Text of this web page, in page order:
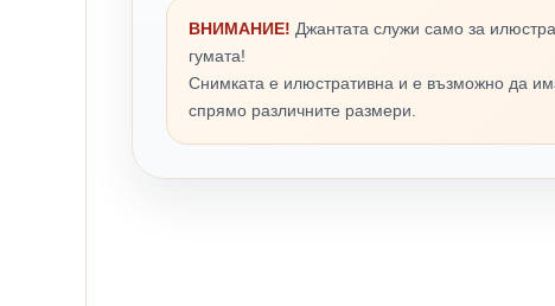
ВНИМАНИЕ! Джантата служи само за
гумата!
Снимката е илюстративна и е възможно да
спрямо различните размери.